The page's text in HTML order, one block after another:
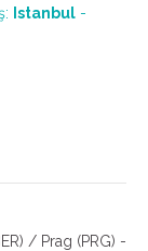
Istanbul -
/ Prag (PRG) -